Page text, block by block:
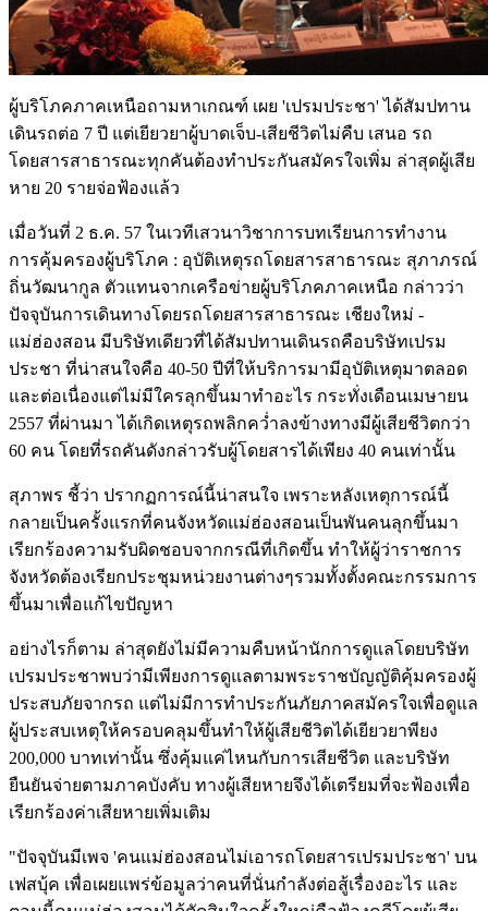
ผู้บริโภคภาคเหนือถามหาเกณฑ์ เผย 'เปรมประชา' ได้สัมปทาน
เดินรถต่อ 7 ปี แต่เยียวยาผู้บาดเจ็บ-เสียชีวิตไม่คืบ เสนอ รถ
โดยสารสาธารณะทุกคันต้องทำประกันสมัครใจเพิ่ม ล่าสุดผู้เสีย
หาย 20 รายจ่อฟ้องแล้ว
เมื่อวันที่ 2 ธ.ค. 57 ในเวทีเสวนาวิชาการบทเรียนการทำงาน
การคุ้มครองผู้บริโภค : อุบัติเหตุรถโดยสารสาธารณะ สุภาภรณ์
ถิ่นวัฒนากูล ตัวแทนจากเครือข่ายผู้บริโภคภาคเหนือ กล่าวว่า
ปัจจุบันการเดินทางโดยรถโดยสารสาธารณะ เชียงใหม่ -
แม่ฮ่องสอน มีบริษัทเดียวที่ได้สัมปทานเดินรถคือบริษัทเปรม
ประชา ที่น่าสนใจคือ 40-50 ปีที่ให้บริการมามีอุบัติเหตุมาตลอด
และต่อเนื่องแต่ไม่มีใครลุกขึ้นมาทำอะไร กระทั่งเดือนเมษายน
2557 ที่ผ่านมา ได้เกิดเหตุรถพลิกคว่ำลงข้างทางมีผู้เสียชีวิตกว่า
60 คน โดยที่รถคันดังกล่าวรับผู้โดยสารได้เพียง 40 คนเท่านั้น
สุภาพร ชี้ว่า ปรากฏการณ์นี้น่าสนใจ เพราะหลังเหตุการณ์นี้
กลายเป็นครั้งแรกที่คนจังหวัดแม่ฮ่องสอนเป็นพันคนลุกขึ้นมา
เรียกร้องความรับผิดชอบจากกรณีที่เกิดขึ้น ทำให้ผู้ว่าราชการ
จังหวัดต้องเรียกประชุมหน่วยงานต่างๆรวมทั้งตั้งคณะกรรมการ
ขึ้นมาเพื่อแก้ไขปัญหา
อย่างไรก็ตาม ล่าสุดยังไม่มีความคืบหน้านักการดูแลโดยบริษัท
เปรมประชาพบว่ามีเพียงการดูแลตามพระราชบัญญัติคุ้มครองผู้
ประสบภัยจากรถ แต่ไม่มีการทำประกันภัยภาคสมัครใจเพื่อดูแล
ผู้ประสบเหตุให้ครอบคลุมขึ้นทำให้ผู้เสียชีวิตได้เยียวยาพียง
200,000 บาทเท่านั้น ซึ่งคุ้มแค่ไหนกับการเสียชีวิต และบริษัท
ยืนยันจ่ายตามภาคบังคับ ทางผู้เสียหายจึงได้เตรียมที่จะฟ้องเพื่อ
เรียกร้องค่าเสียหายเพิ่มเติม
"ปัจจุบันมีเพจ 'คนแม่ฮ่องสอนไม่เอารถโดยสารเปรมประชา' บน
เฟสบุ้ค เพื่อเผยแพร่ข้อมูลว่าคนที่นั่นกำลังต่อสู้เรื่องอะไร และ